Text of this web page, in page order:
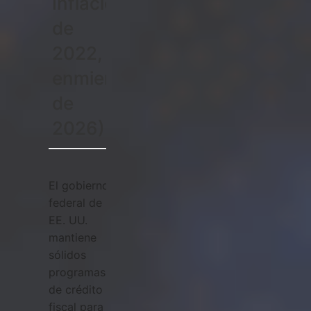
El gobierno
federal de
EE. UU.
mantiene
sólidos
programas
de crédito
fiscal para la